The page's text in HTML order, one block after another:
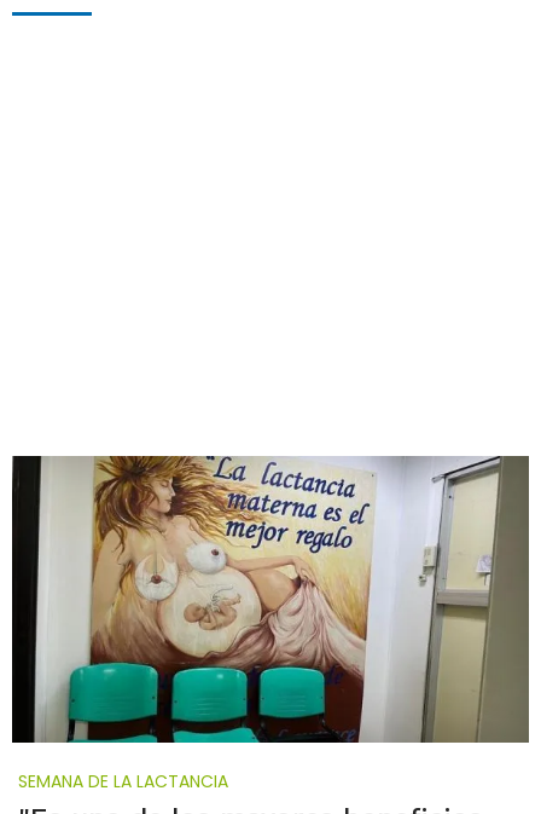
SEMANA DE LA LACTANCIA